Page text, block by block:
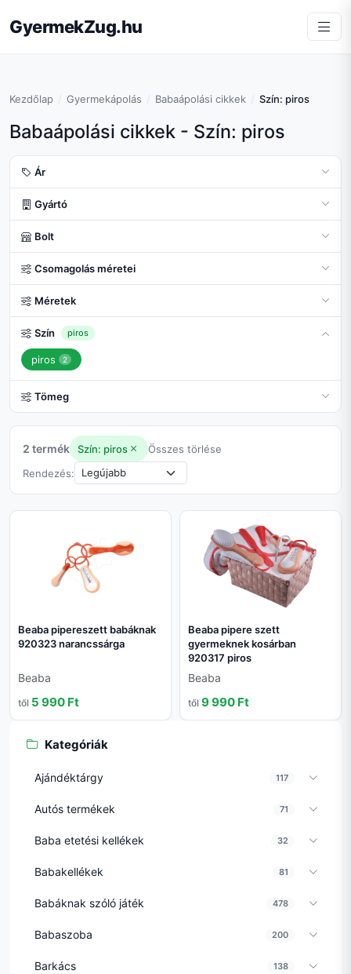
GyermekZug.hu
Kezdőlap Gyermekápolás Babaápolási cikkek Szín: piros
Babaápolási cikkek - Szín: piros
Ár
Gyártó
Bolt
Csomagolás méretei
Méretek
Szín piros
piros 2
Tömeg
2 termék Szín: piros
Összes törlése
Rendezés:
Beaba pipereszett babáknak
920323 narancssárga
Beaba
től 5 990 Ft
Beaba pipere szett
gyermeknek kosárban
920317 piros
Beaba
től 9 990 Ft
Kategóriák
Ajándéktárgy 117
Autós termékek 71
Baba etetési kellékek 32
Babakellékek 81
Babáknak szóló játék 478
Babaszoba 200
Barkács 138